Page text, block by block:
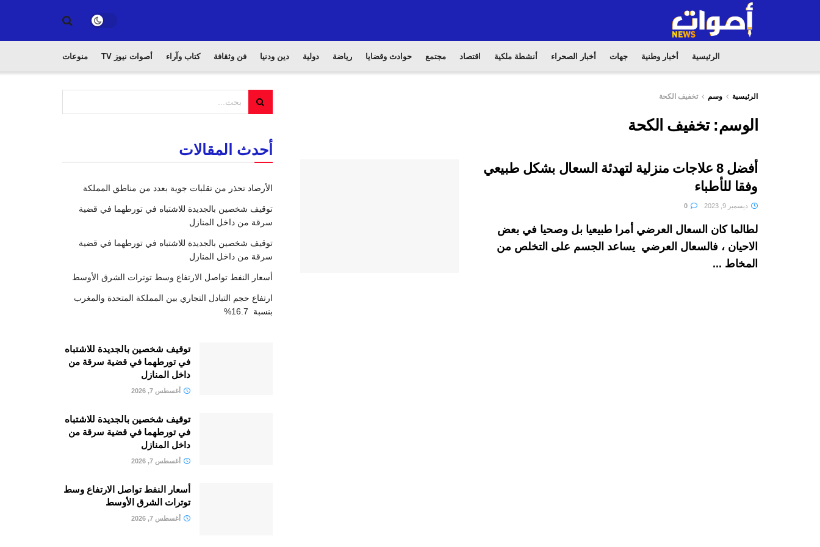
الرئيسية أخبار وطنية جهات أخبار الصحراء أنشطة ملكية اقتصاد مجتمع حوادث وقضايا رياضة دولية دين ودنيا فن وثقافة كتاب وآراء أصوات نيوز TV منوعات
الرئيسية وسم تخفيف الكحة
الوسم:تخفيف الكحة
أفضل 8 علاجات منزلية لتهدئة السعال بشكل طبيعي
وفقا للأطباء
ديسمبر 9, 2023
لطالما كان السعال العرضي أمرا طبيعيا بل وصحيا في بعض
الاحيان ، فالسعال العرضي يساعد الجسم على التخلص من
المخاط ...
أحدث المقالات
الأرصاد تحذر من تقلبات جوية بعدد من مناطق المملكة
توقيف شخصين بالجديدة للاشتباه في تورطهما في قضية
سرقة من داخل المنازل
توقيف شخصين بالجديدة للاشتباه في تورطهما في قضية
سرقة من داخل المنازل
أسعار النفط تواصل الارتفاع وسط توترات الشرق الأوسط
ارتفاع حجم التبادل التجاري بين المملكة المتحدة والمغرب
بنسبة 16.7%
توقيف شخصين بالجديدة للاشتباه
في تورطهما في قضية سرقة من
داخل المنازل
أغسطس 7, 2026
توقيف شخصين بالجديدة للاشتباه
في تورطهما في قضية سرقة من
داخل المنازل
أغسطس 7, 2026
أسعار النفط تواصل الارتفاع وسط
توترات الشرق الأوسط
أغسطس 7, 2026